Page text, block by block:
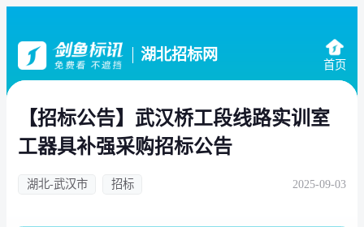
湖北招标网
首页
【招标公告】武汉桥工段线路实训室
工器具补强采购招标公告
湖北-武汉市 招标 2025-09-03